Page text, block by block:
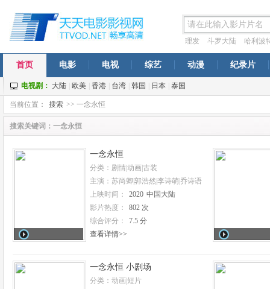
理发 斗罗大陆
哈利波
穹年番
一念永恒 西虹
首页 电影 电视 综艺 动漫 纪录片
电视剧： 大陆 欧美 香港 台湾 韩国 日本 泰国
当前位置： 搜索 >> 一念永恒
搜索关键词：一念永恒
一念永恒
分类：剧情|动画|古装
主演：苏尚卿|郭浩然|李诗萌|乔诗语
上映时间：
2020 中国大陆
影片热度：
802 次
综合评分：
7.5 分
查看详情>>
一念永恒 小剧场
分类：动画|短片